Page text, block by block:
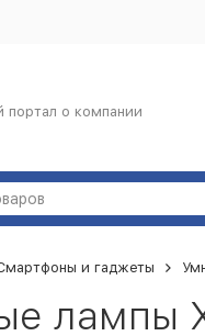
портал о компании
и гаджеты
лампы